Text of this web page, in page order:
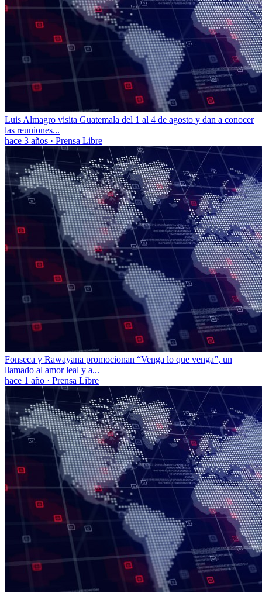
Luis Almagro visita Guatemala del 1 al 4 de agosto y dan a conocer
las reuniones...
hace 3 años · Prensa Libre
Fonseca y Rawayana promocionan “Venga lo que venga”, un
llamado al amor leal y a...
hace 1 año · Prensa Libre